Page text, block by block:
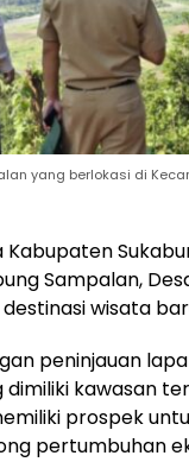
yang berlokasi di
Kabupaten
Sampalan,
wisata
peninjauan
kawasan
prospek
pertumbuhan